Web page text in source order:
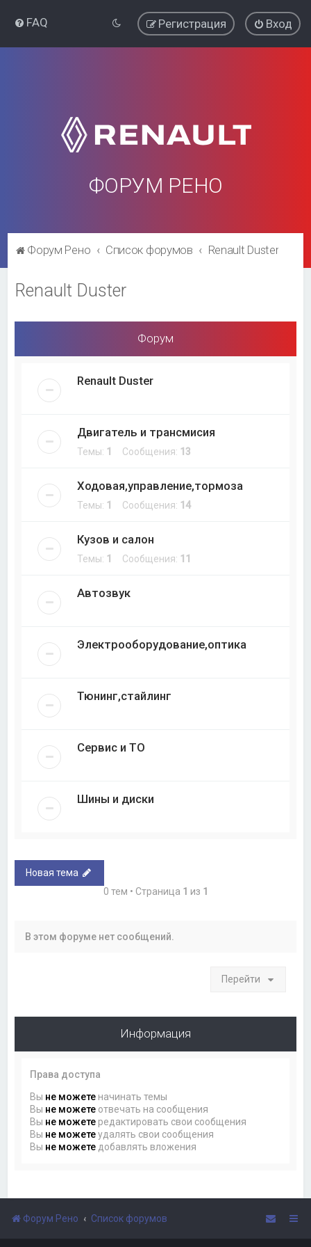
FAQ Вход
Регистрация
ФОРУМ РЕНО
Форум Рено Список форумов Renault Duster
Renault Duster
Форум
Renault Duster
Двигатель и трансмисия
Темы: 1 Сообщения: 13
Ходовая,управление,тормоза
Темы: 1 Сообщения: 14
Кузов и салон
Темы: 1 Сообщения: 11
Автозвук
Электрооборудование,оптика
Тюнинг,стайлинг
Сервис и ТО
Шины и диски
Новая тема
0 тем • Страница 1 из 1
В этом форуме нет сообщений.
Перейти
Информация
Права доступа
Вы не можете начинать темы
Вы не можете отвечать на сообщения
Вы не можете редактировать свои сообщения
Вы не можетеудалять свои сообщения
Вы не можете добавлять вложения
Форум Рено Список форумов